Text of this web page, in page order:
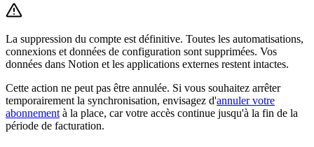
La suppression du compte est définitive. Toutes les automatisations,
connexions et données de configuration sont supprimées. Vos
données dans Notion et les applications externes restent intactes.
Cette action ne peut pas être annulée. Si vous souhaitez arrêter
temporairement la synchronisation, envisagez d'annuler votre
abonnement à la place, car votre accès continue jusqu'à la fin de la
période de facturation.